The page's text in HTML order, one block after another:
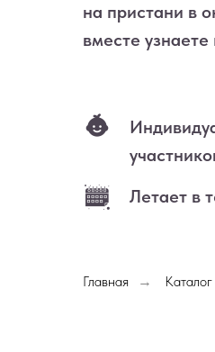
на пристани в
вместе
Летает в
Главная → Каталог